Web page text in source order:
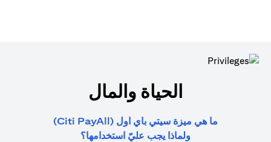
الحياة والمال
ما هي ميزة سيتي باي اول (Citi PayAll)
ولماذا يجب عليّ استخدامها؟